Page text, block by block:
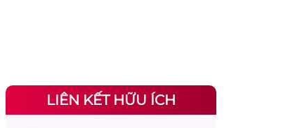
LIÊN KẾT HỮU ÍCH